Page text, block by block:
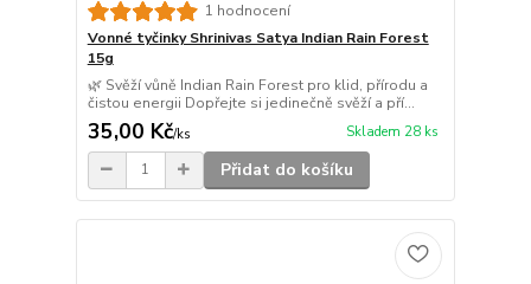
1 hodnocení
Vonné tyčinky Shrinivas Satya Indian Rain Forest
15g
🌿 Svěží vůně Indian Rain Forest pro klid, přírodu a
čistou energii Dopřejte si jedinečně svěží a pří...
35,00 Kč/ks Skladem 28 ks
Přidat do košíku